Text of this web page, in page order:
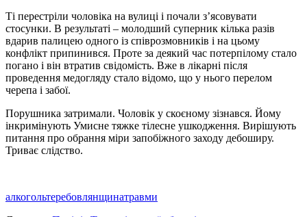
Ті перестріли чоловіка на вулиці і почали з’ясовувати
стосунки. В результаті – молодший суперник кілька разів
вдарив палицею одного із співрозмовників і на цьому
конфлікт припинився. Проте за деякий час потерпілому стало
погано і він втратив свідомість. Вже в лікарні після
проведення медогляду стало відомо, що у нього перелом
черепа і забої.
Порушника затримали. Чоловік у скоєному зізнався. Йому
інкримінують Умисне тяжке тілесне ушкодження. Вирішують
питання про обрання міри запобіжного заходу дебоширу.
Триває слідство.
алкогольтеребовлянщинатравми